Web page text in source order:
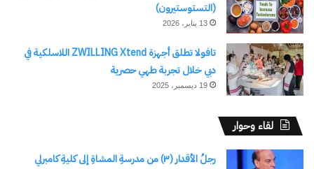
(التستوستيرون)
13 يناير، 2026
تافولا تطلق أجهزة ZWILLING Xtend اللاسلكية في
دبي خلال تجربة طهي حصرية
19 ديسمبر، 2025
لقاء وحوار
رجلُ الأقدار (٣) من مدرسةِ المشاةِ إلى كليةِ كامبرلي